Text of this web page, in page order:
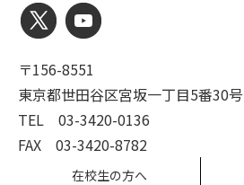
〒156-8551
東京都世田谷区宮坂一丁目5番30号
TEL 03-3420-0136
FAX 03-3420-8782
在校生の方へ